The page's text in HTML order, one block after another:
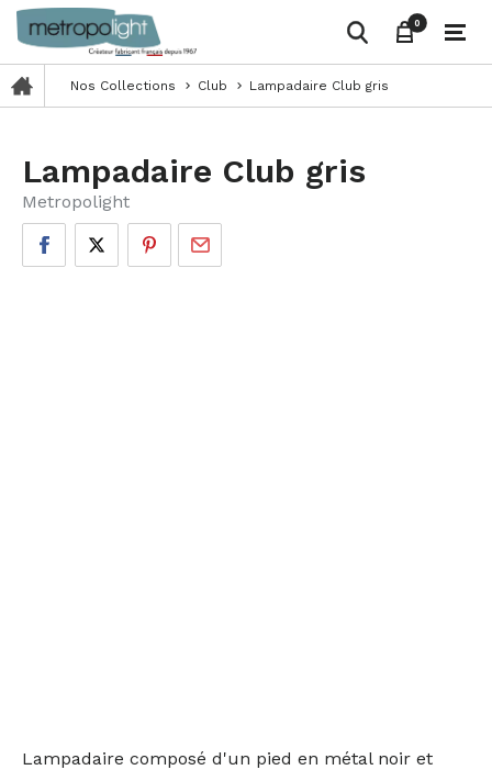
0
0
Nos Collections keyboard_arrow_right Club keyboard_arrow_right Lampadaire Club gris
Lampadaire Club gris
Metropolight
Lampadaire composé d'un pied en métal noir et